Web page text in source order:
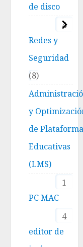
de disco
4
Redes y
Seguridad
8
y
de
Educativas
(LMS)
1
PC MAC
4
editor de